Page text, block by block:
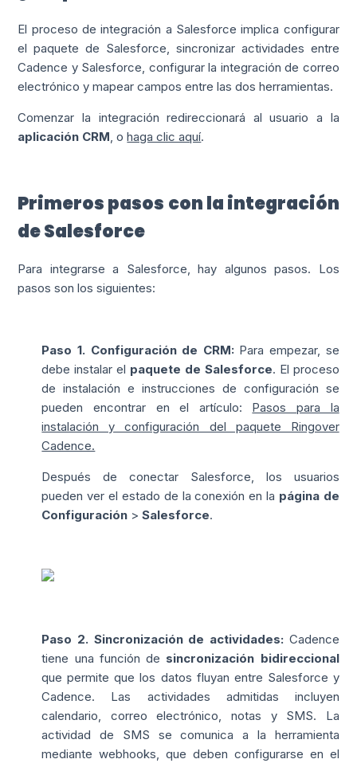
El proceso de integración a Salesforce implica configurar
el paquete de Salesforce, sincronizar actividades entre
Cadence y Salesforce, configurar la integración de correo
electrónico y mapear campos entre las dos herramientas.
Comenzar la integración redireccionará al usuario a la
aplicación CRM , ohaga clic aquí.
Primeros pasos con la integración
de Salesforce
Para integrarse a Salesforce, hay algunos pasos. Los
pasos son los siguientes:
Paso 1. Configuración de CRM: Para empezar, se
debe instalar el paquete de Salesforce. El proceso
de instalación e instrucciones de configuración se
pueden encontrar en el artículo: Pasos para la
instalación y configuración del paquete Ringover
Cadence.
Después de conectar Salesforce, los usuarios
pueden ver el estado de la conexión en la página de
Configuración >Salesforce.
Paso 2. Sincronización de actividades: Cadence
tiene una función de sincronización bidireccional
que permite que los datos fluyan entre Salesforce y
Cadence. Las actividades admitidas incluyen
calendario, correo electrónico, notas y SMS. La
actividad de SMS se comunica a la herramienta
mediante webhooks, que deben configurarse en el